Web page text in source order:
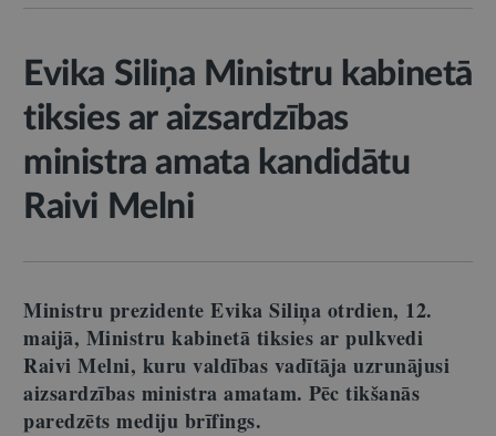
Evika Siliņa Ministru kabinetā
tiksies ar aizsardzības
ministra amata kandidātu
Raivi Melni
Ministru prezidente Evika Siliņa otrdien, 12.
maijā, Ministru kabinetā tiksies ar pulkvedi
Raivi Melni, kuru valdības vadītāja uzrunājusi
aizsardzības ministra amatam. Pēc tikšanās
paredzēts mediju brīfings.